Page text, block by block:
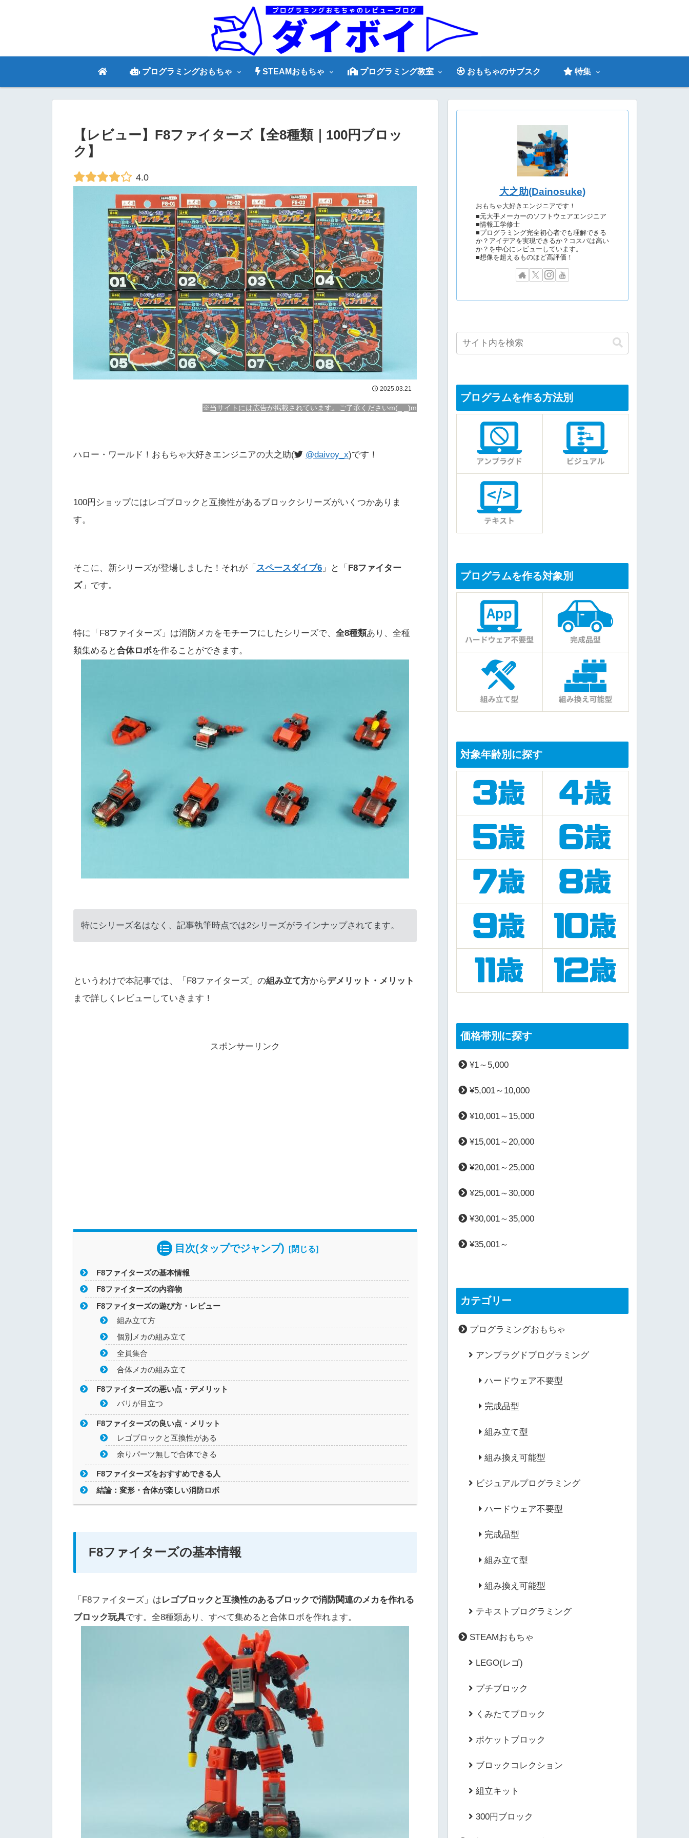
プログラミングおもちゃ STEAMおもちゃ プログラミング教室 おもちゃのサブスク 特集
【レビュー】F8ファイターズ【全8種類｜100円ブロッ
ク】
4.0
2025.03.21
※当サイトには広告が掲載されています。ご了承くださいm(_ _)m
ハロー・ワールド！おもちゃ大好きエンジニアの大之助( @daivoy_x)です！
100円ショップにはレゴブロックと互換性があるブロックシリーズがいくつかありま
す。
そこに、新シリーズが登場しました！それが「 スペースダイブ6 」と「 F8ファイター
ズ」です。
特に「F8ファイターズ」は消防メカをモチーフにしたシリーズで、 全8種類あり、全種
類集めると合体ロボを作ることができます。
特にシリーズ名はなく、記事執筆時点では2シリーズがラインナップされてます。
というわけで本記事では、「F8ファイターズ」の組み立て方からデメリット・メリット
まで詳しくレビューしていきます！
スポンサーリンク
目次(タップでジャンプ)
F8ファイターズの基本情報
F8ファイターズの内容物
F8ファイターズの遊び方・レビュー
組み立て方
個別メカの組み立て
全員集合
合体メカの組み立て
F8ファイターズの悪い点・デメリット
バリが目立つ
F8ファイターズの良い点・メリット
レゴブロックと互換性がある
余りパーツ無しで合体できる
F8ファイターズをおすすめできる人
結論：変形・合体が楽しい消防ロボ
F8ファイターズの基本情報
「F8ファイターズ」はレゴブロックと互換性のあるブロックで消防関連のメカを作れる
ブロック玩具です。全8種類あり、すべて集めると合体ロボを作れます。
大之助(Dainosuke)
おもちゃ大好きエンジニアです！
■元大手メーカーのソフトウェアエンジニア
■情報工学修士
■プログラミング完全初心者でも理解できる
か？アイデアを実現できるか？コスパは高い
か？を中心にレビューしています。
■想像を超えるものほど高評価！
プログラムを作る方法別
プログラムを作る対象別
対象年齢別に探す
価格帯別に探す
¥1～5,000
¥5,001～10,000
¥10,001～15,000
¥15,001～20,000
¥20,001～25,000
¥25,001～30,000
¥30,001～35,000
¥35,001～
カテゴリー
プログラミングおもちゃ
アンプラグドプログラミング
ハードウェア不要型
完成品型
組み立て型
組み換え可能型
ビジュアルプログラミング
ハードウェア不要型
完成品型
組み立て型
組み換え可能型
テキストプログラミング
STEAMおもちゃ
LEGO(レゴ)
プチブロック
くみたてブロック
ポケットブロック
ブロックコレクション
組立キット
300円ブロック